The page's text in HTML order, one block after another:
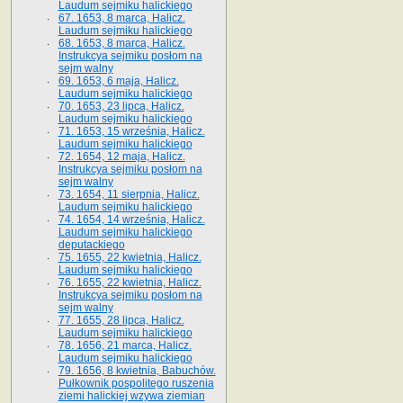
Laudum sejmiku halickiego
67. 1653, 8 marca, Halicz.
Laudum sejmiku halickiego
68. 1653, 8 marca, Halicz.
Instrukcya sejmiku posłom na
sejm walny
69. 1653, 6 maja, Halicz.
Laudum sejmiku halickiego
70. 1653, 23 lipca, Halicz.
Laudum sejmiku halickiego
71. 1653, 15 września, Halicz.
Laudum sejmiku halickiego
72. 1654, 12 maja, Halicz.
Instrukcya sejmiku posłom na
sejm walny
73. 1654, 11 sierpnia, Halicz.
Laudum sejmiku halickiego
74. 1654, 14 września, Halicz.
Laudum sejmiku halickiego
deputackiego
75. 1655, 22 kwietnia, Halicz.
Laudum sejmiku halickiego
76. 1655, 22 kwietnia, Halicz.
Instrukcya sejmiku posłom na
sejm walny
77. 1655, 28 lipca, Halicz.
Laudum sejmiku halickiego
78. 1656, 21 marca, Halicz.
Laudum sejmiku halickiego
79. 1656, 8 kwietnia, Babuchów.
Pułkownik pospolitego ruszenia
ziemi halickiej wzywa ziemian